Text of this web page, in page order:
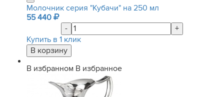
Молочник серия "Кубачи" на 250 мл
55 440
-
+
Купить в 1 клик
В избранном В избранное